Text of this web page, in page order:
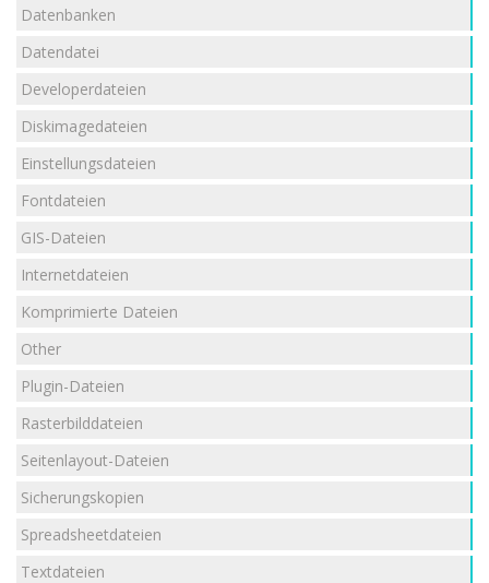
Datenbanken
Datendatei
Developerdateien
Diskimagedateien
Einstellungsdateien
Fontdateien
GIS-Dateien
Internetdateien
Komprimierte Dateien
Other
Plugin-Dateien
Rasterbilddateien
Seitenlayout-Dateien
Sicherungskopien
Spreadsheetdateien
Textdateien